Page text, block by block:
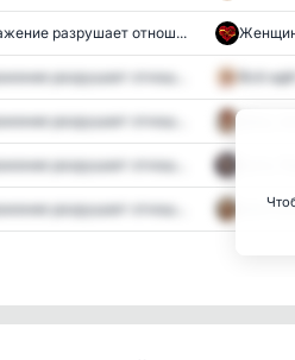
разрушает отнош...
разрушает отнош... Всё
разрушает отнош... Даш,
разрушает отнош...
разрушает отнош... Шла